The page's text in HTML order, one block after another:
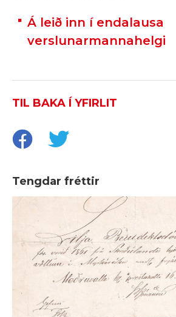
Á leið inn í endalausa
verslunarmannahelgi
TIL BAKA Í YFIRLIT
Tengdar fréttir